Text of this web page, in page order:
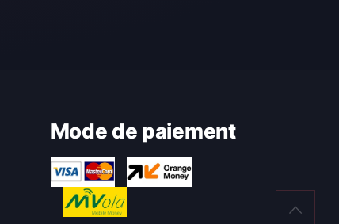
Mode de paiement